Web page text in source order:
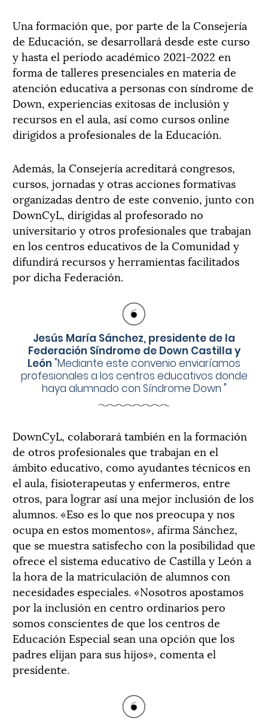
Una formación que, por parte de la Consejería
de Educación, se desarrollará desde este curso
y hasta el periodo académico 2021-2022 en
forma de talleres presenciales en materia de
atención educativa a personas con síndrome de
Down, experiencias exitosas de inclusión y
recursos en el aula, así como cursos online
dirigidos a profesionales de la Educación.
Además, la Consejería acreditará congresos,
cursos, jornadas y otras acciones formativas
organizadas dentro de este convenio, junto con
DownCyL, dirigidas al profesorado no
universitario y otros profesionales que trabajan
en los centros educativos de la Comunidad y
difundirá recursos y herramientas facilitados
por dicha Federación.
Jesús María Sánchez, presidente de la
Federación Síndrome de Down Castilla y
León "Mediante este convenio enviaríamos
profesionales a los centros educativos donde
haya alumnado con Síndrome Down "
DownCyL, colaborará también en la formación
de otros profesionales que trabajan en el
ámbito educativo, como ayudantes técnicos en
el aula, fisioterapeutas y enfermeros, entre
otros, para lograr así una mejor inclusión de los
alumnos. «Eso es lo que nos preocupa y nos
ocupa en estos momentos», afirma Sánchez,
que se muestra satisfecho con la posibilidad que
ofrece el sistema educativo de Castilla y León a
la hora de la matriculación de alumnos con
necesidades especiales. «Nosotros apostamos
por la inclusión en centro ordinarios pero
somos conscientes de que los centros de
Educación Especial sean una opción que los
padres elijan para sus hijos», comenta el
presidente.